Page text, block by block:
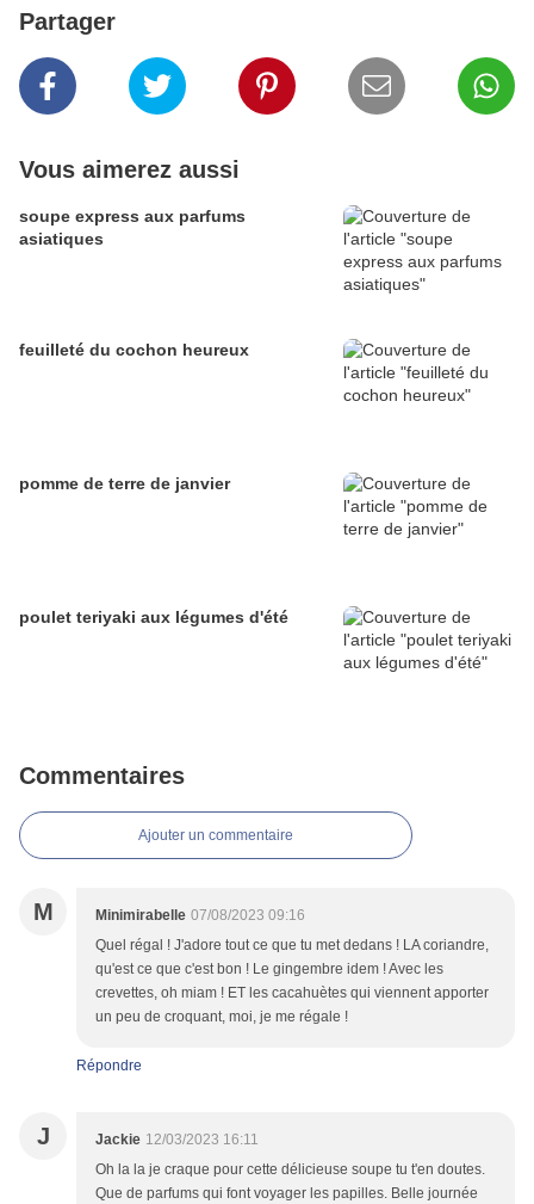
Partager
Vous aimerez aussi
soupe express aux parfums
asiatiques
feuilleté du cochon heureux
pomme de terre de janvier
poulet teriyaki aux légumes d'été
Commentaires
Ajouter un commentaire
M Minimirabelle 07/08/2023 09:16
Quel régal ! J'adore tout ce que tu met dedans ! LA coriandre,
qu'est ce que c'est bon ! Le gingembre idem ! Avec les
crevettes, oh miam ! ET les cacahuètes qui viennent apporter
un peu de croquant, moi, je me régale !
Répondre
J Jackie 12/03/2023 16:11
Oh la la je craque pour cette délicieuse soupe tu t'en doutes.
Que de parfums qui font voyager les papilles. Belle journée